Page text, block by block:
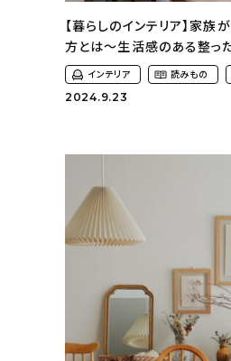
【暮らしのインテリア】家
方とは〜生活感のある整っ
インテリア 読みもの
2024.9.23